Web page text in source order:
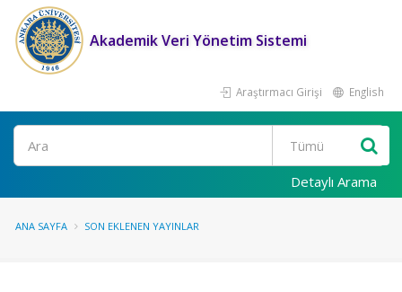
Akademik Veri Yönetim Sistemi
Araştırmacı Girişi English
Ara
Detaylı Arama
ANA SAYFA SON EKLENEN YAYINLAR